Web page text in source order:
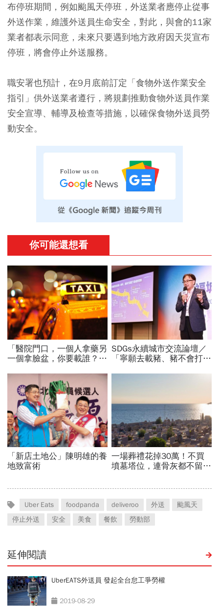
布停班期間，例如颱風天停班，外送業者應停止從事
外送作業，維護外送員生命安全，對此，與會的11家
業者都表示同意，未來只要遇到地方政府因天災宣布
停班，將會停止外送服務。
職安署也預計，在9月底前訂定「食物外送作業安全
指引」供外送業者遵行，將規劃推動食物外送員作業
安全宣導、輔導及檢查等措施，以確保食物外送員勞
動安全。
Uber Eats foodpanda deliveroo 外送
颱風天
停止外送
安全 美食 餐飲 勞動部
延伸閱讀
UberEATS外送員 發起全台怠工爭勞權
2019-08-29